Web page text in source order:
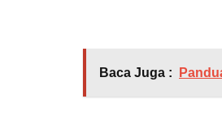
Baca Juga :